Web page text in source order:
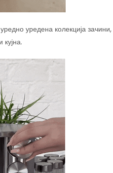
уредена колекција
кујна.